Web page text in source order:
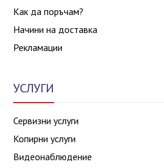
Как да поръчам?
Начини на доставка
Рекламации
УСЛУГИ
Сервизни услуги
Копирни услуги
Видеонаблюдение